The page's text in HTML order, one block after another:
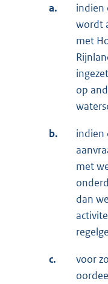
a.
indien
wordt
met
op
b.
indien
met
dan
c.
voor